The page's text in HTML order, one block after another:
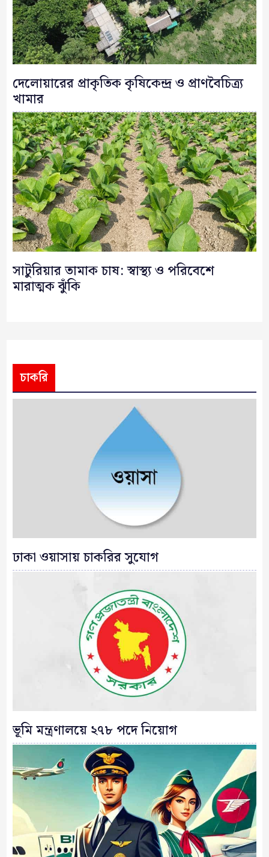
দেলোয়ারের প্রাকৃতিক কৃষিকেন্দ্র ও প্রাণবৈচিত্র্য
খামার
সাটুরিয়ার তামাক চাষ: স্বাস্থ্য ও পরিবেশে
মারাত্মক ঝুঁকি
চাকরি
ঢাকা ওয়াসায় চাকরির সুযোগ
ভূমি মন্ত্রণালয়ে ২৭৮ পদে নিয়োগ